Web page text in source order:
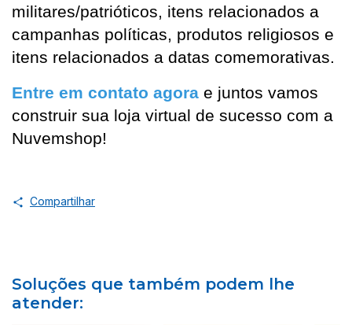
militares/patrióticos, itens relacionados a
campanhas políticas, produtos religiosos e
itens relacionados a datas comemorativas.
Entre em contato agora e juntos vamos
construir sua loja virtual de sucesso com a
Nuvemshop!
Compartilhar
Soluções que também podem lhe
atender: